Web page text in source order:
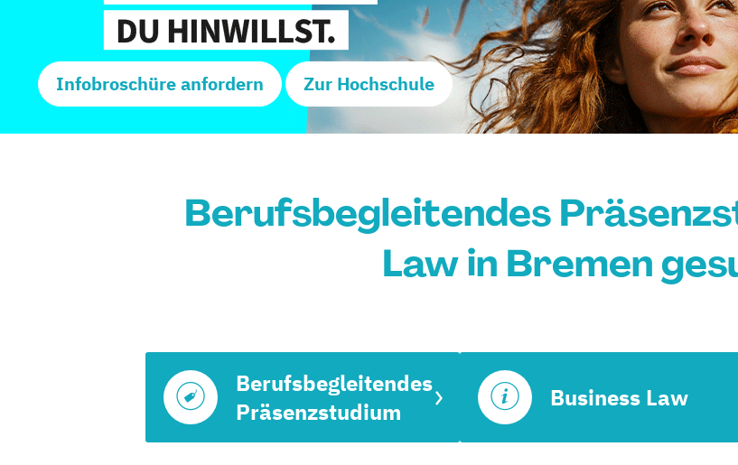
Infobroschüre anfordern Zur Hochschule
Berufsbegleitendes
Law in Bremen
Berufsbegleitendes
Präsenzstudium
Business Law